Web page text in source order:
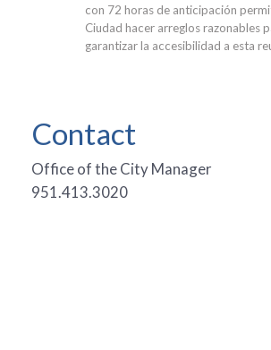
con 72 horas de anticipación
Ciudad hacer arreglos razonables
garantizar la accesibilidad a esta
Contact
Office of the City Manager
951.413.3020